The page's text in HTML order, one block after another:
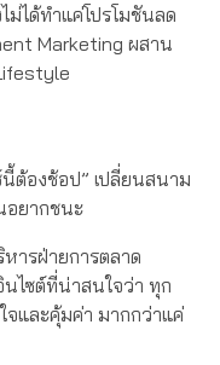
ม่ได้ทำแค่โปรโมชันลด
Marketing ผสาน
ต้องช้อป” เปลี่ยนสนาม
อยากชนะ
ารฝ่ายการตลาด
นไซต์ที่น่าสนใจว่า ทุก
และคุ้มค่า มากกว่าแค่